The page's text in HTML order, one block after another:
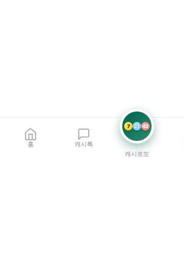
홈 캐시톡
7 21 42
캐시로또